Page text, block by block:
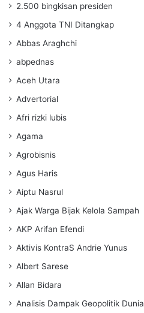
2.500 bingkisan presiden
4 Anggota TNI Ditangkap
Abbas Araghchi
abpednas
Aceh Utara
Advertorial
Afri rizki lubis
Agama
Agrobisnis
Agus Haris
Aiptu Nasrul
Ajak Warga Bijak Kelola Sampah
AKP Arifan Efendi
Aktivis KontraS Andrie Yunus
Albert Sarese
Allan Bidara
Analisis Dampak Geopolitik Dunia